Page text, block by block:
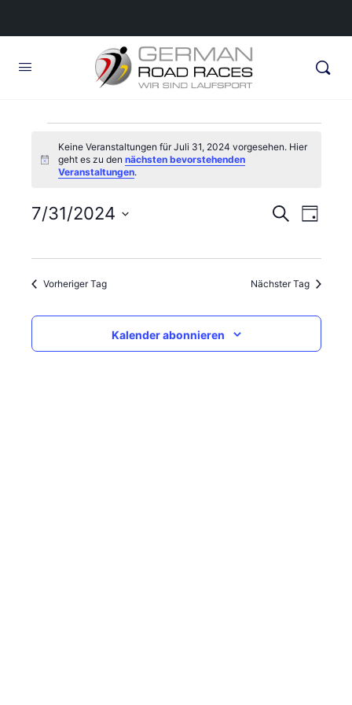
Veranstaltungen
für
Juli
2024
Hinweis
Keine Veranstaltungen für Juli 31, 2024 vorgesehen. Hier
geht es zu dennächsten bevorstehenden
Veranstaltungen.
und
SucheTag
7/31/2024
wählen.
Vorheriger Tag Nächster Tag
Kalender abonnieren